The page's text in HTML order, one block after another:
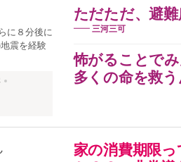
ただただ、避
三河三可
怖がることでみ
多くの命を救
に８分後に
震を経験
家の消費期限